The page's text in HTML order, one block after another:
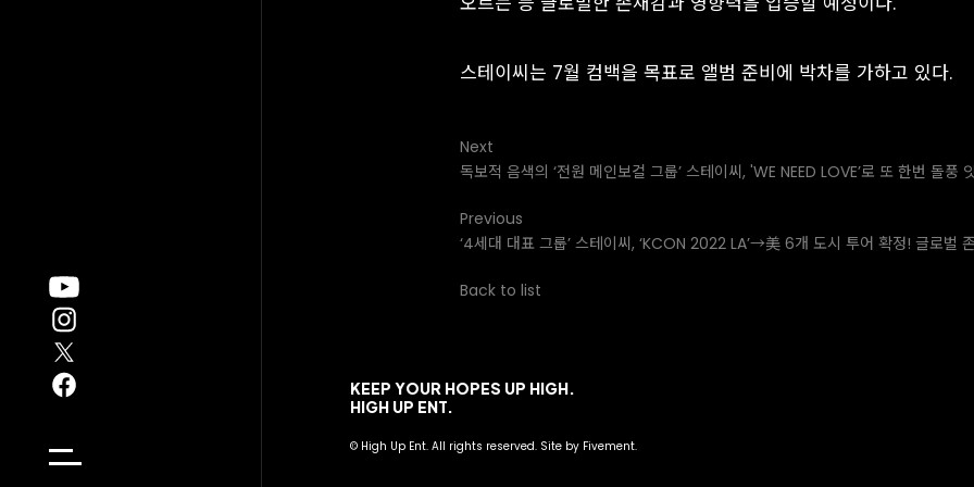
스테이씨는 7월 컴백을 목표로 앨범 준비에 박차를 가하고 있다.
Next
독보적 음색의 ‘전원 메인보컬 그룹’ 스테이씨, 'WE NEED LOVE’로 또 한번 돌풍
Previous
‘4세대 대표 그룹’ 스테이씨, ‘KCON 2022 LA’→美 6개 도시 투어 확정! 글로벌
Back to list
KEEP YOUR HOPES UP HIGH.
HIGH UP ENT.
© High Up Ent. All rights reserved. Site by Fivement.